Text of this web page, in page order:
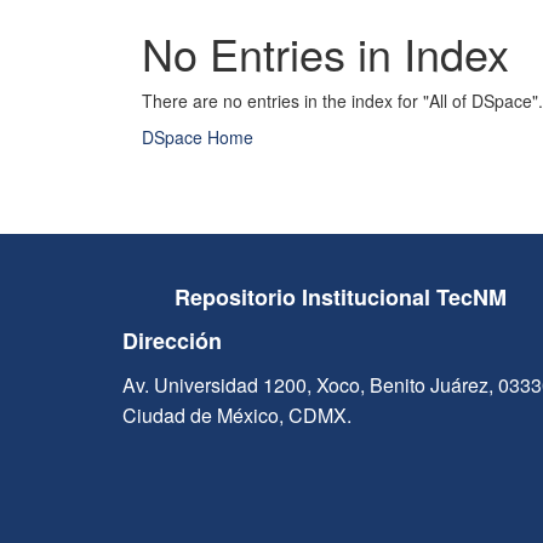
No Entries in Index
There are no entries in the index for "All of DSpace".
DSpace Home
Repositorio Institucional TecNM
Dirección
Av. Universidad 1200, Xoco, Benito Juárez,
Ciudad de México, CDMX.